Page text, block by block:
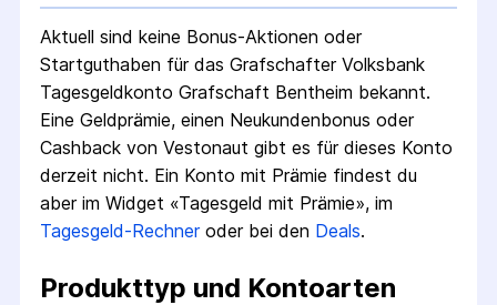
Aktuell sind keine Bonus-Aktionen oder
Startguthaben für das Grafschafter Volksbank
Tagesgeldkonto Grafschaft Bentheim bekannt.
Eine Geldprämie, einen Neukundenbonus oder
Cashback von Vestonaut gibt es für dieses Konto
derzeit nicht. Ein Konto mit Prämie findest du
aber im Widget «Tagesgeld mit Prämie», im
Tagesgeld-Rechneroder bei den Deals.
Produkttyp und Kontoarten